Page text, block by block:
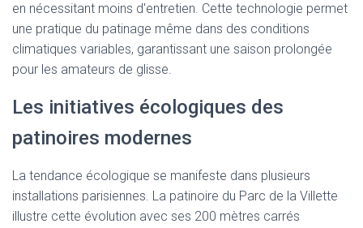
en nécessitant moins d'entretien. Cette technologie permet
une pratique du patinage même dans des conditions
climatiques variables, garantissant une saison prolongée
pour les amateurs de glisse.
Les initiatives écologiques des
patinoires modernes
La tendance écologique se manifeste dans plusieurs
installations parisiennes. La patinoire du Parc de la Villette
illustre cette évolution avec ses 200 mètres carrés